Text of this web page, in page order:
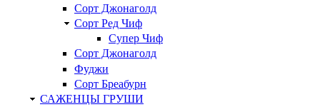
Сорт Джонаголд
Сорт Ред Чиф
Супер Чиф
Сорт Джонаголд
Фуджи
Сорт Бреабурн
САЖЕНЦЫ ГРУШИ